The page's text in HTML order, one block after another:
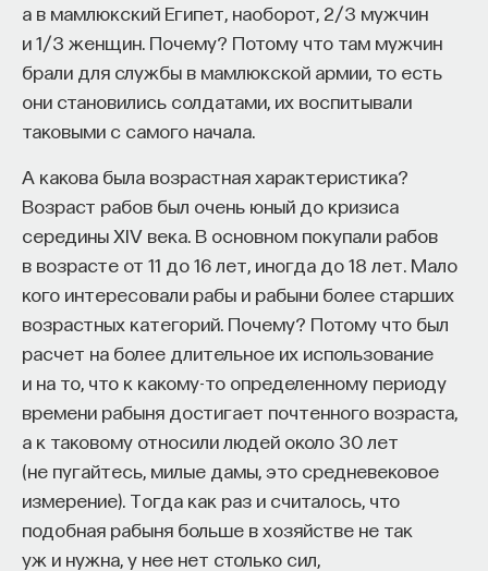
а в мамлюкский Египет, наоборот, 2/3 мужчин
и 1/3 женщин. Почему? Потому что там мужчин
брали для службы в мамлюкской армии, то есть
они становились солдатами, их воспитывали
таковыми с самого начала.
А какова была возрастная характеристика?
Возраст рабов был очень юный до кризиса
середины XIV века. В основном покупали рабов
в возрасте от 11 до 16 лет, иногда до 18 лет. Мало
кого интересовали рабы и рабыни более старших
возрастных категорий. Почему? Потому что был
расчет на более длительное их использование
и на то, что к какому-то определенному периоду
времени рабыня достигает почтенного возраста,
а к таковому относили людей около 30 лет
(не пугайтесь, милые дамы, это средневековое
измерение). Тогда как раз и считалось, что
подобная рабыня больше в хозяйстве не так
уж и нужна, у нее нет столько сил,